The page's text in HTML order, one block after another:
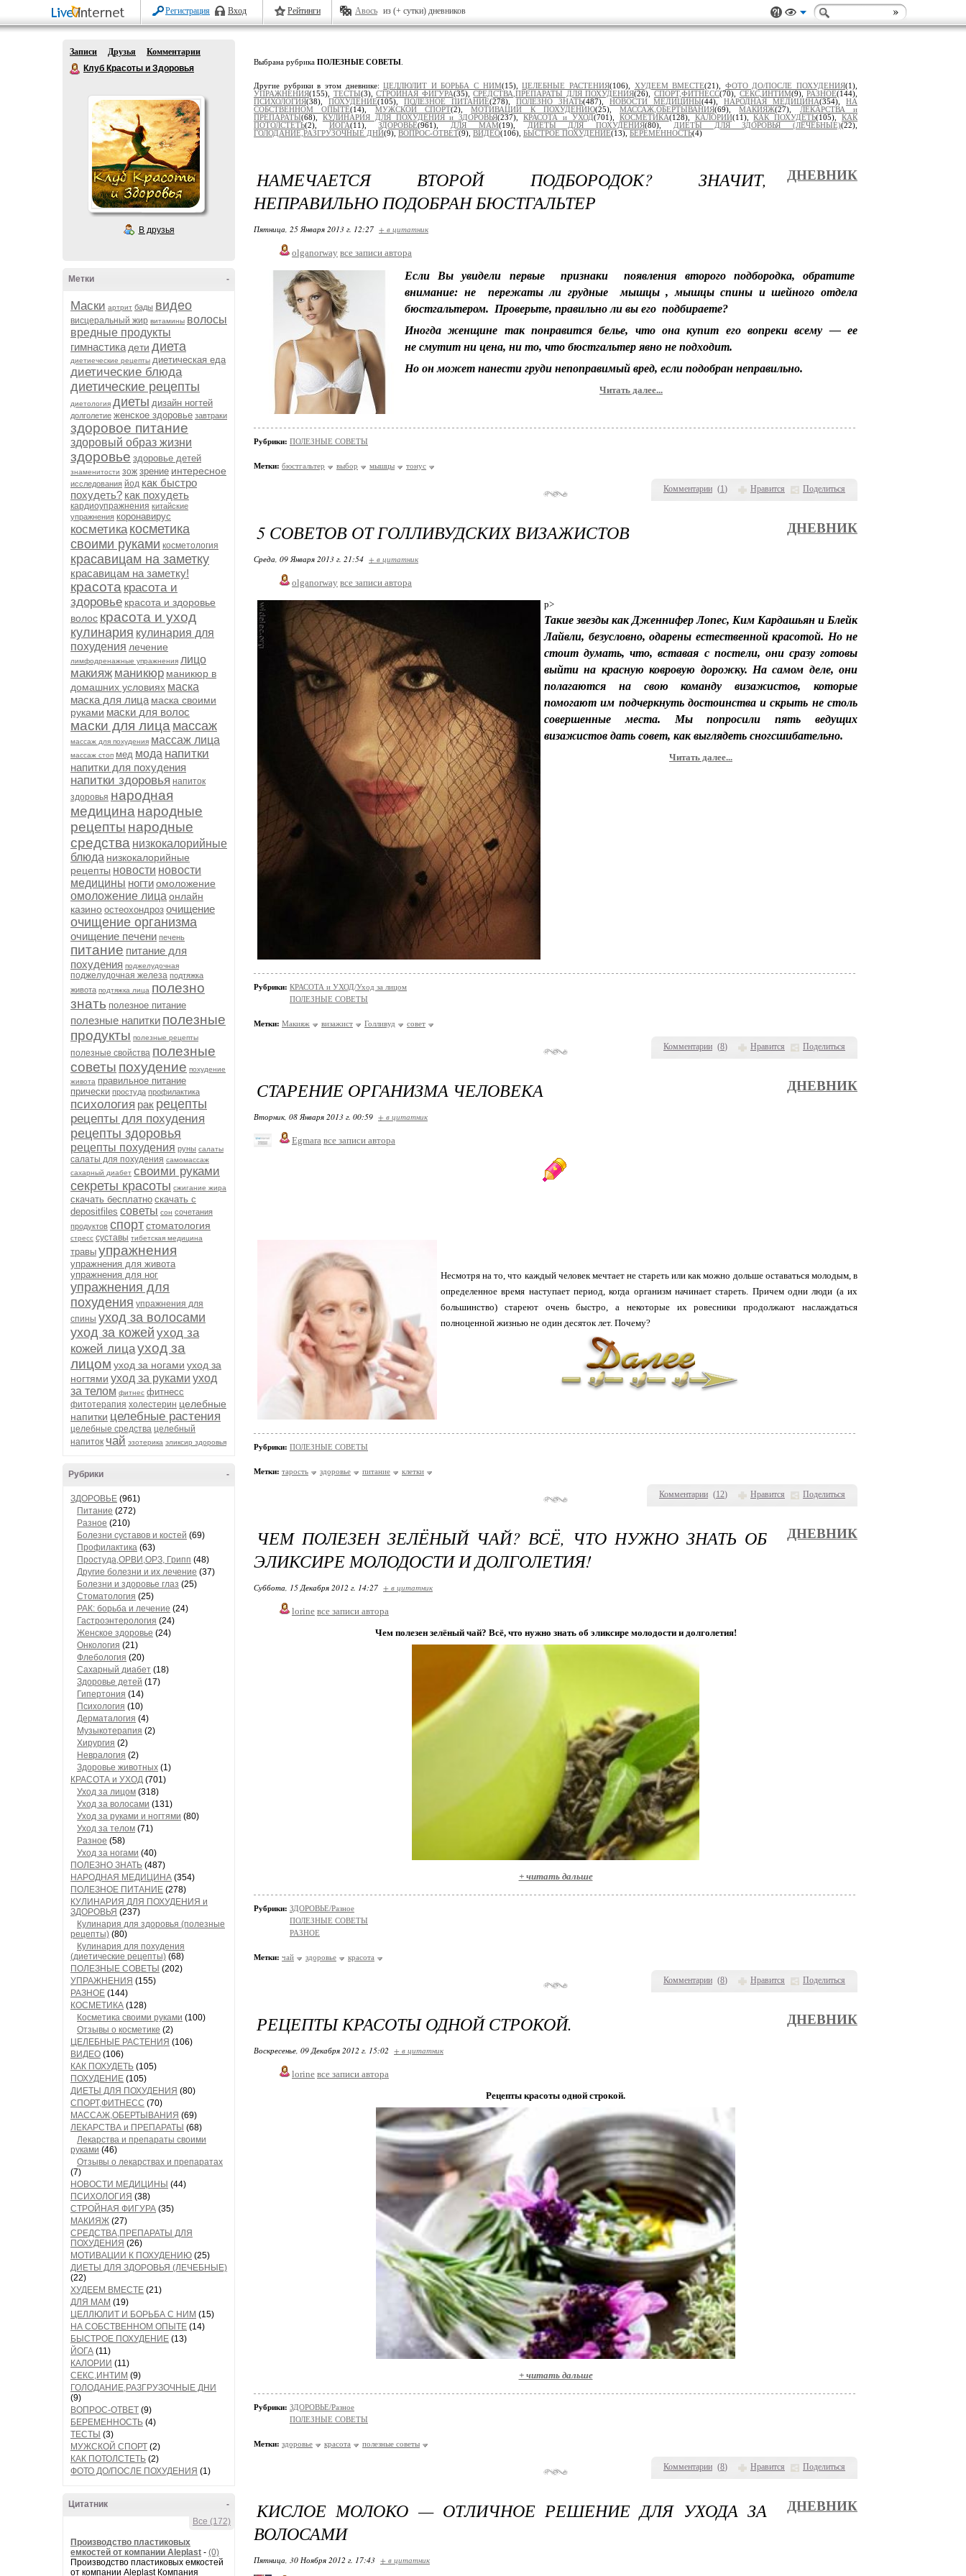
Регистрация Вход Рейтинги Авось из (+ сутки) дневников
Записи Друзья
Комментарии
Клуб Красоты и Здоровья
В друзья
-
Метки
Маски артрит бады видео
висцеральный жир витамины волосы
вредные продукты
гимнастика дети диета
диетиеческие рецепты диетическая еда
диетические блюда
диетические рецепты
диетология диеты дизайн ногтей
долголетие женское здоровье завтраки
здоровое питание
здоровый образ жизни
здоровье здоровье детей
знаменитости зож зрение интересное
исследования йод как быстро
похудеть? как похудеть
кардиоупражнения китайские
упражнения коронавирус
косметика косметика
своими руками косметология
красавицам на заметку
красавицам на заметку!
красота красота и
здоровье красота и здоровье
волос красота и уход
кулинария кулинария для
похудения лечение
лимфодренажные упражнения лицо
макияж маникюр маникюр в
домашних условиях маска
маска для лица маска своими
руками маски для волос
маски для лица массаж
массаж для похудения массаж лица
массаж стоп мед мода напитки
напитки для похудения
напитки здоровья напиток
здоровья народная
медицина народные
рецепты народные
средства низкокалорийные
блюда низкокалорийные
рецепты новости новости
медицины ногтиомоложение
омоложение лица онлайн
казино остеохондроз очищение
очищение организма
очищение печени печень
питание питание для
похудения поджелудочная
поджелудочная железа подтяжка
живота подтяжка лица полезно
знать полезное питание
полезные напитки полезные
продукты полезные рецепты
полезные свойства полезные
советы похудение похудение
живота правильное питание
прически простуда профилактика
психология рак рецепты
рецепты для похудения
рецепты здоровья
рецепты похудения руны салаты
салаты для похудения самомассаж
сахарный диабет своими руками
секреты красоты сжигание жира
скачать бесплатно скачать с
depositfiles советы сон сочетания
продуктов спортстоматология
стресс суставы тибетская медицина
травы упражнения
упражнения для живота
упражнения для ног
упражнения для
похудения упражнения для
спины уход за волосами
уход за кожей уход за
кожей лицауход за
лицом уход за ногами уход за
ногтями уход за руками уход
за телом фитнес фитнесс
фитотерапия холестерин целебные
напитки целебные растения
целебные средства целебный
напиток чай эзотерика эликсир здоровья
-
Рубрики
ЗДОРОВЬЕ (961)
Питание (272)
Разное (210)
Болезни суставов и костей (69)
Профилактика (63)
Простуда,ОРВИ,ОРЗ, Грипп (48)
Другие болезни и их лечение (37)
Болезни и здоровье глаз (25)
Стоматология (25)
РАК: борьба и лечение (24)
Гастроэнтерология (24)
Женское здоровье (24)
Онкология (21)
Флебология (20)
Сахарный диабет (18)
Здоровье детей (17)
Гипертония (14)
Психология (10)
Дерматалогия (4)
Музыкотерапия (2)
Хирургия (2)
Невралогия (2)
Здоровье животных (1)
КРАСОТА и УХОД (701)
Уход за лицом (318)
Уход за волосами (131)
Уход за руками и ногтями (80)
Уход за телом (71)
Разное (58)
Уход за ногами (40)
ПОЛЕЗНО ЗНАТЬ (487)
НАРОДНАЯ МЕДИЦИНА (354)
ПОЛЕЗНОЕ ПИТАНИЕ (278)
КУЛИНАРИЯ ДЛЯ ПОХУДЕНИЯ и
ЗДОРОВЬЯ (237)
Кулинария для здоровья (полезные
рецепты) (80)
Кулинария для похудения
(диетические рецепты) (68)
ПОЛЕЗНЫЕ СОВЕТЫ (202)
УПРАЖНЕНИЯ (155)
РАЗНОЕ (144)
КОСМЕТИКА (128)
Косметика своими руками (100)
Отзывы о косметике (2)
ЦЕЛЕБНЫЕ РАСТЕНИЯ (106)
ВИДЕО (106)
КАК ПОХУДЕТЬ (105)
ПОХУДЕНИЕ (105)
ДИЕТЫ ДЛЯ ПОХУДЕНИЯ (80)
СПОРТ,ФИТНЕСС (70)
МАССАЖ,ОБЕРТЫВАНИЯ (69)
ЛЕКАРСТВА и ПРЕПАРАТЫ (68)
Лекарства и препараты своими
руками (46)
Отзывы о лекарствах и препаратах
(7)
НОВОСТИ МЕДИЦИНЫ (44)
ПСИХОЛОГИЯ (38)
СТРОЙНАЯ ФИГУРА (35)
МАКИЯЖ (27)
СРЕДСТВА,ПРЕПАРАТЫ ДЛЯ
ПОХУДЕНИЯ (26)
МОТИВАЦИИ К ПОХУДЕНИЮ (25)
ДИЕТЫ ДЛЯ ЗДОРОВЬЯ (ЛЕЧЕБНЫЕ)
(22)
ХУДЕЕМ ВМЕСТЕ (21)
ДЛЯ МАМ (19)
ЦЕЛЛЮЛИТ И БОРЬБА С НИМ (15)
НА СОБСТВЕННОМ ОПЫТЕ (14)
БЫСТРОЕ ПОХУДЕНИЕ (13)
ЙОГА (11)
КАЛОРИИ (11)
СЕКС,ИНТИМ (9)
ГОЛОДАНИЕ,РАЗГРУЗОЧНЫЕ ДНИ
(9)
ВОПРОС-ОТВЕТ (9)
БЕРЕМЕННОСТЬ (4)
ТЕСТЫ (3)
МУЖСКОЙ СПОРТ (2)
КАК ПОТОЛСТЕТЬ (2)
ФОТО ДО/ПОСЛЕ ПОХУДЕНИЯ (1)
-
Цитатник
Все (172)
Производство пластиковых
емкостей от компании Aleplast - (0)
Производство пластиковых емкостей
от компании Aleplast Компания
Выбрана рубрика ПОЛЕЗНЫЕ СОВЕТЫ
Другие рубрики в этом дневнике:ЦЕЛЛЮЛИТ И БОРЬБА С НИМ(15),ЦЕЛЕБНЫЕ РАСТЕНИЯ(106), ХУДЕЕМ ВМЕСТЕ(21), ФОТО ДО/ПОСЛЕ ПОХУДЕНИЯ(1),
УПРАЖНЕНИЯ(155), ТЕСТЫ(3),СТРОЙНАЯ ФИГУРА(35),СРЕДСТВА,ПРЕПАРАТЫ ДЛЯ ПОХУДЕНИЯ(26), СПОРТ,ФИТНЕСС(70), СЕКС,ИНТИМ(9),РАЗНОЕ(144),
ПСИХОЛОГИЯ(38), ПОХУДЕНИЕ(105), ПОЛЕЗНОЕ ПИТАНИЕ(278), ПОЛЕЗНО ЗНАТЬ(487), НОВОСТИ МЕДИЦИНЫ(44), НАРОДНАЯ МЕДИЦИНА(354), НА
СОБСТВЕННОМ ОПЫТЕ(14), МУЖСКОЙ СПОРТ(2),МОТИВАЦИИ К ПОХУДЕНИЮ(25),МАССАЖ,ОБЕРТЫВАНИЯ(69),МАКИЯЖ(27),
ЛЕКАРСТВА и
ПРЕПАРАТЫ(68), КУЛИНАРИЯ ДЛЯ ПОХУДЕНИЯ и ЗДОРОВЬЯ(237),КРАСОТА и УХОД(701), КОСМЕТИКА(128), КАЛОРИИ(11),КАК ПОХУДЕТЬ(105),КАК
ПОТОЛСТЕТЬ(2), ЙОГА(11),ЗДОРОВЬЕ(961), ДЛЯ МАМ(19), ДИЕТЫ ДЛЯ ПОХУДЕНИЯ(80), ДИЕТЫ ДЛЯ ЗДОРОВЬЯ (ЛЕЧЕБНЫЕ)(22),
ГОЛОДАНИЕ,РАЗГРУЗОЧНЫЕ ДНИ(9), ВОПРОС-ОТВЕТ(9), ВИДЕО(106), БЫСТРОЕ ПОХУДЕНИЕ(13), БЕРЕМЕННОСТЬ(4)
Комментарии (1) Нравится Поделиться
НАМЕЧАЕТСЯ ВТОРОЙ ПОДБОРОДОК? ЗНАЧИТ,
НЕПРАВИЛЬНО ПОДОБРАН БЮСТГАЛЬТЕР
ДНЕВНИК
Пятница, 25 Января 2013 г. 12:27 + в цитатник
olganorway все записи автора
Если Вы увидели первые признаки появления второго подбородка, обратите
внимание: не пережаты ли грудные мышцы , мышцы спины и шейного отдела
бюстгальтером. Проверьте, правильно ли вы его подбираете?
Иногда женщине так понравится белье, что она купит его вопреки всему — ее
не смутит ни цена, ни то, что бюстгальтер явно не подходит.
Но он может нанести груди непоправимый вред, если подобран неправильно.
Читать далее...
Рубрики: ПОЛЕЗНЫЕ СОВЕТЫ
Метки: бюстгальтер выбор мышцы тонус
Комментарии (8) Нравится Поделиться
5 СОВЕТОВ ОТ ГОЛЛИВУДСКИХ ВИЗАЖИСТОВ ДНЕВНИК
Среда, 09 Января 2013 г. 21:54 + в цитатник
olganorway все записи автора
p>
Такие звезды как Дженнифер Лопес, Ким Кардашьян и Блейк
Лайвли, безусловно, одарены естественной красотой. Но не
стоит думать, что, вставая с постели, они сразу готовы
выйти на красную ковровую дорожку. На самом деле, они
полагаются на свою команду визажистов, которые
помогают им подчеркнуть достоинства и скрыть не столь
совершенные места. Мы попросили пять ведущих
визажистов дать совет, как выглядеть сногсшибательно.
Читать далее...
Рубрики: КРАСОТА и УХОД/Уход за лицом
ПОЛЕЗНЫЕ СОВЕТЫ
Метки: Макияж визажист Голливуд совет
Комментарии (12) Нравится Поделиться
СТАРЕНИЕ ОРГАНИЗМА ЧЕЛОВЕКА ДНЕВНИК
Вторник, 08 Января 2013 г. 00:59 + в цитатник
Egmara все записи автора
Несмотря на то, что каждый человек мечтает не стареть или как можно дольше оставаться молодым, в
определенное время наступает период, когда организм начинает стареть. Причем одни люди (а их
большинство) стареют очень быстро, а некоторые их ровесники продолжают наслаждаться
полноценной жизнью не один десяток лет. Почему?
Рубрики: ПОЛЕЗНЫЕ СОВЕТЫ
Метки: тарость здоровье питание клетки
Комментарии (8) Нравится Поделиться
ЧЕМ ПОЛЕЗЕН ЗЕЛЁНЫЙ ЧАЙ? ВСЁ, ЧТО НУЖНО ЗНАТЬ ОБ
ЭЛИКСИРЕ МОЛОДОСТИ И ДОЛГОЛЕТИЯ!
ДНЕВНИК
Суббота, 15 Декабря 2012 г. 14:27 + в цитатник
lorine все записи автора
Чем полезен зелёный чай? Всё, что нужно знать об эликсире молодости и долголетия!
+ читать дальше
Рубрики: ЗДОРОВЬЕ/Разное
ПОЛЕЗНЫЕ СОВЕТЫ
РАЗНОЕ
Метки: чай здоровье красота
Комментарии (8) Нравится Поделиться
РЕЦЕПТЫ КРАСОТЫ ОДНОЙ СТРОКОЙ. ДНЕВНИК
Воскресенье, 09 Декабря 2012 г. 15:02 + в цитатник
lorine все записи автора
Рецепты красоты одной строкой.
+ читать дальше
Рубрики: ЗДОРОВЬЕ/Разное
ПОЛЕЗНЫЕ СОВЕТЫ
Метки: здоровье красота полезные советы
КИСЛОЕ МОЛОКО — ОТЛИЧНОЕ РЕШЕНИЕ ДЛЯ УХОДА ЗА
ВОЛОСАМИ
ДНЕВНИК
Пятница, 30 Ноября 2012 г. 17:43 + в цитатник